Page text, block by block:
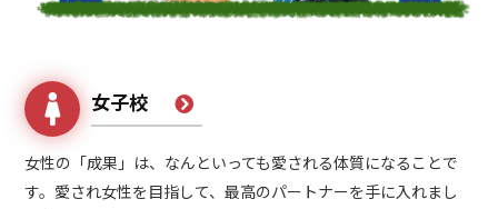
女子校
女性の「成果」は、なんといっても愛される体質になることで
す。愛され女性を目指して、最高のパートナーを手に入れまし